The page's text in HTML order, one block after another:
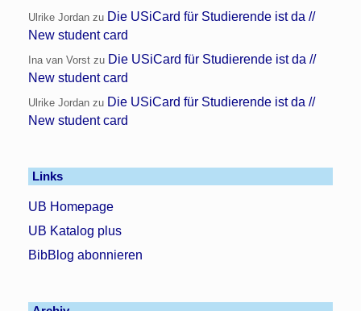
Ulrike Jordan zu Die USiCard für Studierende ist da //
New student card
Ina van Vorst zu Die USiCard für Studierende ist da //
New student card
Ulrike Jordan zu Die USiCard für Studierende ist da //
New student card
Links
UB Homepage
UB Katalog plus
BibBlog abonnieren